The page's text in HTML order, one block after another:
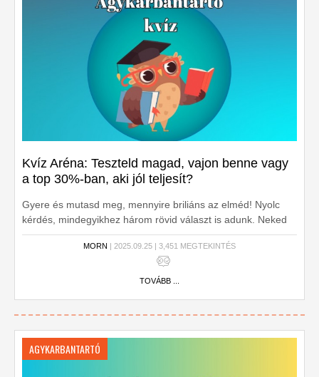
Kvíz Aréna: Teszteld magad, vajon benne vagy
a top 30%-ban, aki jól teljesít?
Gyere és mutasd meg, mennyire briliáns az elméd! Nyolc
kérdés, mindegyikhez három rövid választ is adunk. Neked
csak a jó választ kell kiválasztanod. Kezdhetjük?
MORN | 2025.09.25 | 3,451 MEGTEKINTÉS
TOVÁBB ...
AGYKARBANTARTÓ